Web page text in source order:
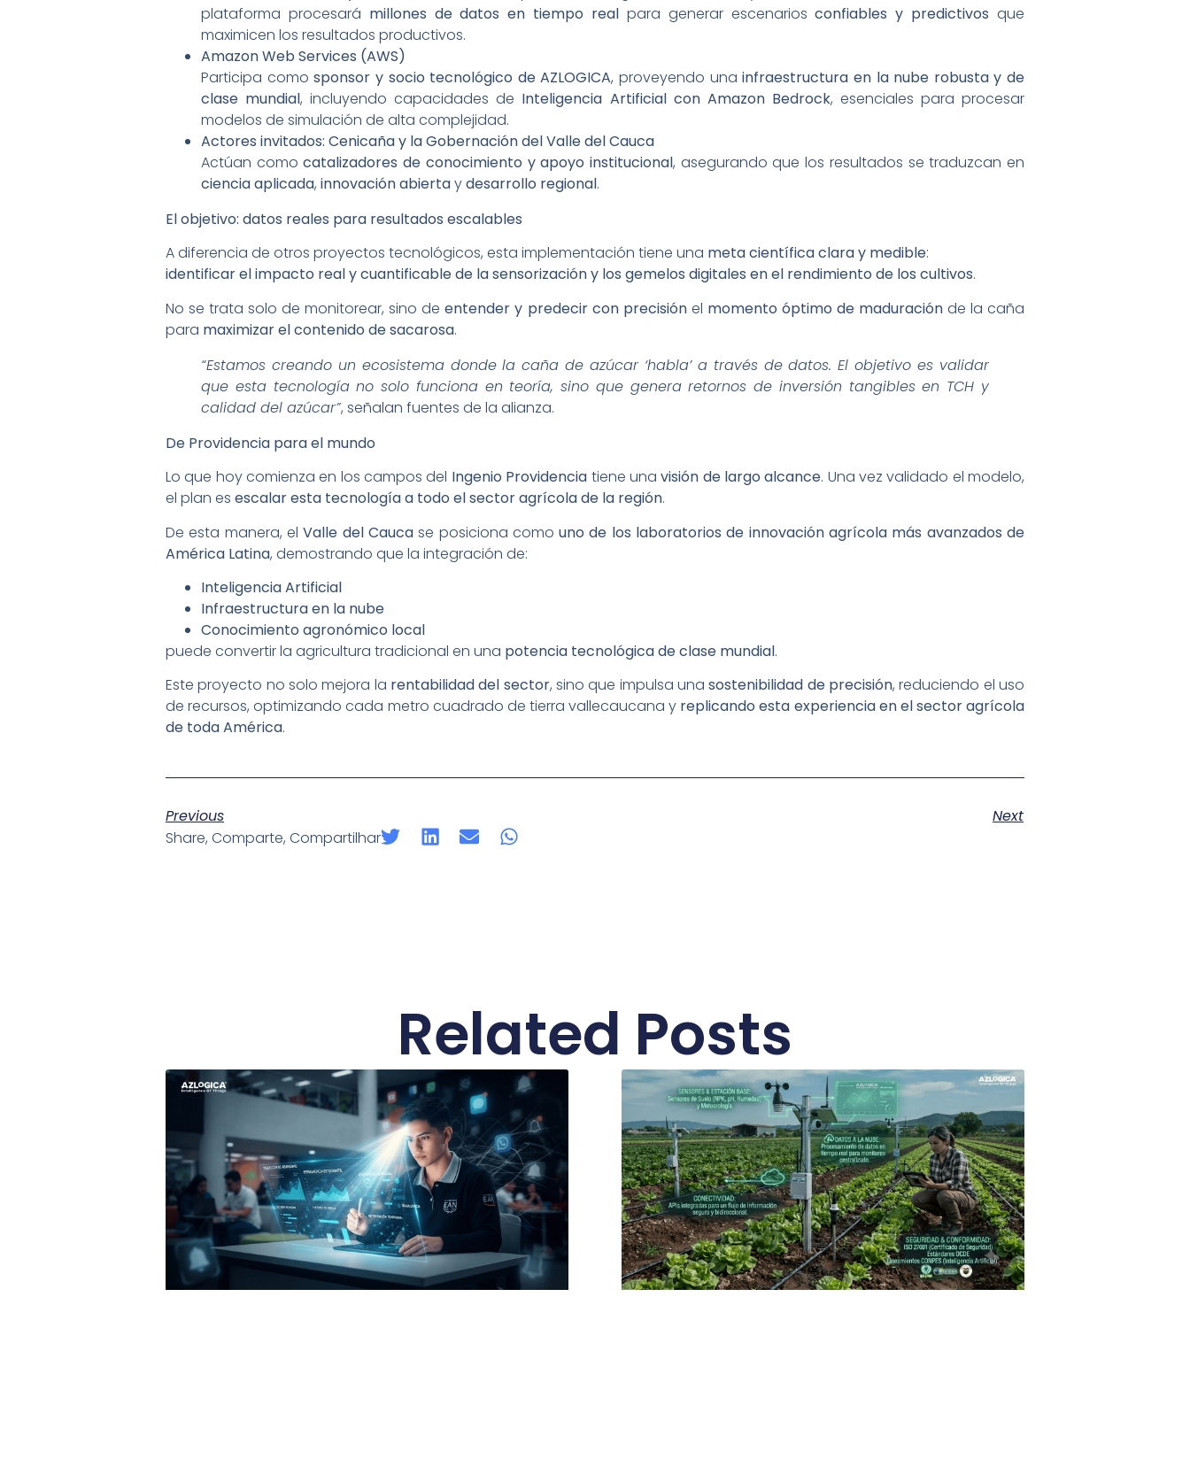
plataforma procesará millones de datos en tiempo real para generar escenariosconfiables y predictivos que
maximicen los resultados productivos.
Amazon Web Services (AWS)
Participa comosponsor y socio tecnológico de AZLOGICA, proveyendo unainfraestructura en la nube robusta y de
clase mundial, incluyendo capacidades de Inteligencia Artificial con Amazon Bedrock, esenciales para procesar
modelos de simulación de alta complejidad.
Actores invitados: Cenicaña y la Gobernación del Valle del Cauca
Actúan comocatalizadores de conocimiento y apoyo institucional, asegurando que los resultados se traduzcan en
ciencia aplicada, innovación abiertaydesarrollo regional.
El objetivo: datos reales para resultados escalables
A diferencia de otros proyectos tecnológicos, esta implementación tiene una meta científica clara y medible:
identificar el impacto real y cuantificable de la sensorización y los gemelos digitales en el rendimiento de los cultivos.
No se trata solo de monitorear, sino deentender y predecir con precisiónel momento óptimo de maduraciónde la caña
para maximizar el contenido de sacarosa.
“Estamos creando un ecosistema donde la caña de azúcar ‘habla’ a través de datos. El objetivo es validar
que esta tecnología no solo funciona en teoría, sino que genera retornos de inversión tangibles en TCH y
calidad del azúcar”, señalan fuentes de la alianza.
De Providencia para el mundo
Lo que hoy comienza en los campos del Ingenio Providencia tiene unavisión de largo alcance. Una vez validado el modelo,
el plan es escalar esta tecnología a todo el sector agrícola de la región.
De esta manera, elValle del Caucase posiciona comouno de los laboratorios de innovación agrícola más avanzados de
América Latina, demostrando que la integración de:
Inteligencia Artificial
Infraestructura en la nube
Conocimiento agronómico local
puede convertir la agricultura tradicional en una potencia tecnológica de clase mundial.
Este proyecto no solo mejora la rentabilidad del sector, sino que impulsa unasostenibilidad de precisión, reduciendo el uso
de recursos, optimizando cada metro cuadrado de tierra vallecaucana y replicando esta experiencia en el sector agrícola
de toda América.
Previous
Next
Share, Comparte, Compartilhar
Related Posts